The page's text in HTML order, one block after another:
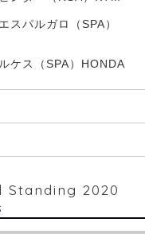
スパルガロ（SPA）
ケス（SPA）HONDA
Standing 2020